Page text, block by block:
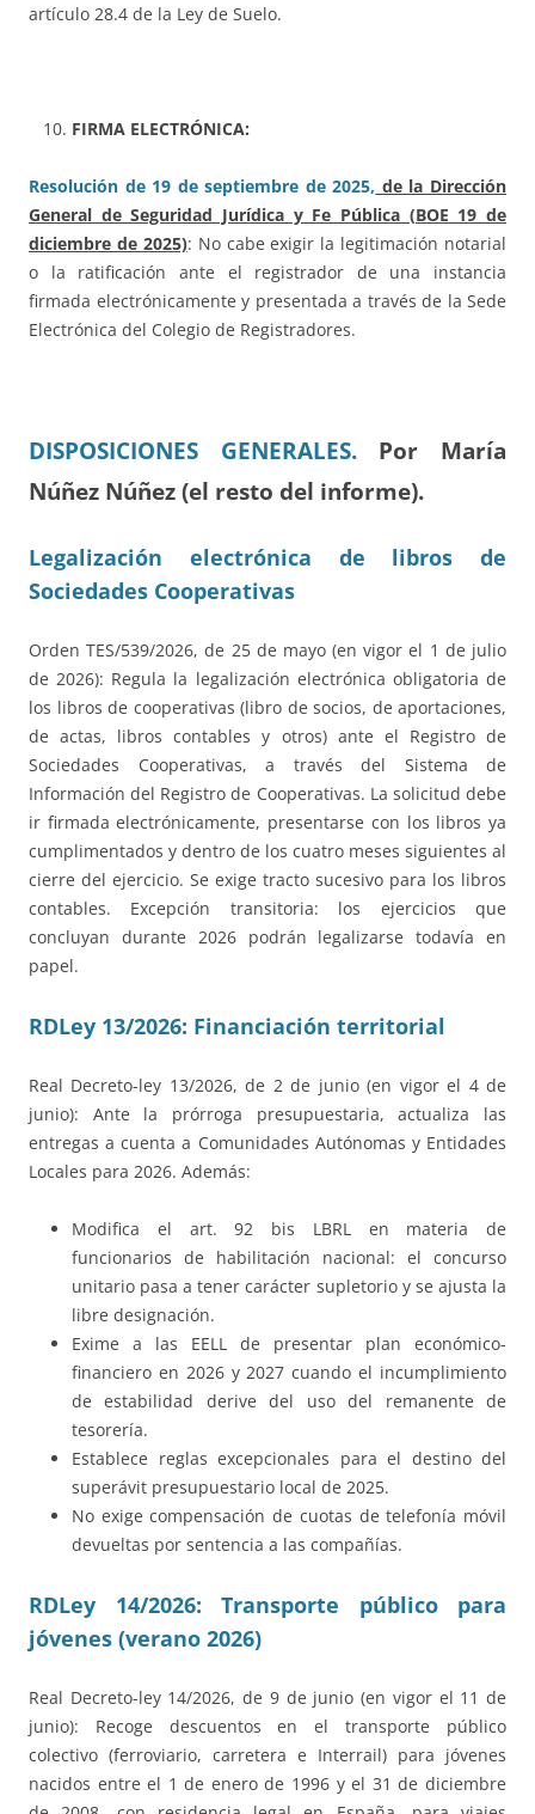
artículo 28.4 de la Ley de Suelo.
FIRMA ELECTRÓNICA:
Resolución de 19 de septiembre de 2025, de la Dirección
General de Seguridad Jurídica y Fe Pública (BOE 19 de
diciembre de 2025): No cabe exigir la legitimación notarial
o la ratificación ante el registrador de una instancia
firmada electrónicamente y presentada a través de la Sede
Electrónica del Colegio de Registradores.
DISPOSICIONES GENERALES.Por María
Núñez Núñez (el resto del informe).
Legalización electrónica de libros de
Sociedades Cooperativas
Orden TES/539/2026, de 25 de mayo (en vigor el 1 de julio
de 2026): Regula la legalización electrónica obligatoria de
los libros de cooperativas (libro de socios, de aportaciones,
de actas, libros contables y otros) ante el Registro de
Sociedades Cooperativas, a través del Sistema de
Información del Registro de Cooperativas. La solicitud debe
ir firmada electrónicamente, presentarse con los libros ya
cumplimentados y dentro de los cuatro meses siguientes al
cierre del ejercicio. Se exige tracto sucesivo para los libros
contables. Excepción transitoria: los ejercicios que
concluyan durante 2026 podrán legalizarse todavía en
papel.
RDLey 13/2026: Financiación territorial
Real Decreto-ley 13/2026, de 2 de junio (en vigor el 4 de
junio): Ante la prórroga presupuestaria, actualiza las
entregas a cuenta a Comunidades Autónomas y Entidades
Locales para 2026. Además:
Modifica el art. 92 bis LBRL en materia de
funcionarios de habilitación nacional: el concurso
unitario pasa a tener carácter supletorio y se ajusta la
libre designación.
Exime a las EELL de presentar plan económico-
financiero en 2026 y 2027 cuando el incumplimiento
de estabilidad derive del uso del remanente de
tesorería.
Establece reglas excepcionales para el destino del
superávit presupuestario local de 2025.
No exige compensación de cuotas de telefonía móvil
devueltas por sentencia a las compañías.
RDLey 14/2026: Transporte público para
jóvenes (verano 2026)
Real Decreto-ley 14/2026, de 9 de junio (en vigor el 11 de
junio): Recoge descuentos en el transporte público
colectivo (ferroviario, carretera e Interrail) para jóvenes
nacidos entre el 1 de enero de 1996 y el 31 de diciembre